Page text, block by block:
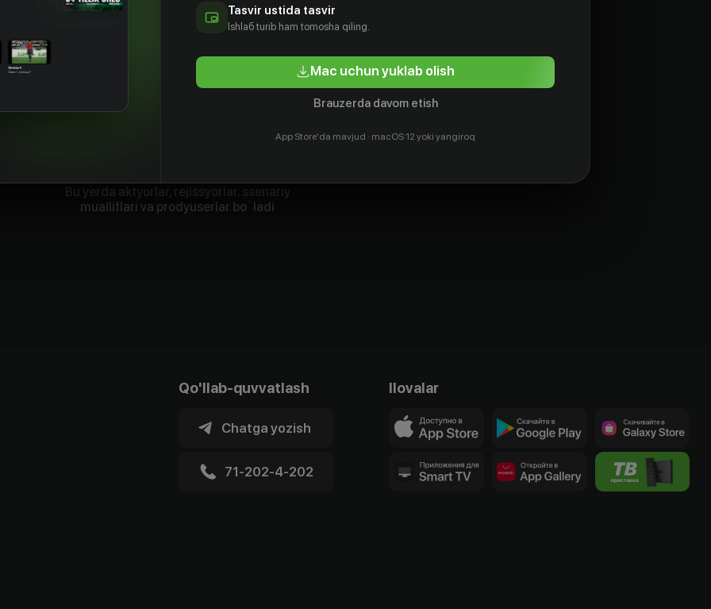
Bu yerda aktyorlar, rejissyorlar. ssenariy
mualliflari va prodyuserlar bo`ladi
Qo'llab-quvvatlash
Chatga yozish
71-202-4-202
Ilovalar
Tasvir ustida tasvir
Ishlаб turib ham tomosha qiling.
Mac uchun yuklab olish
Brauzerda davom etish
App Store'da mavjud · macOS 12 yoki yangiroq